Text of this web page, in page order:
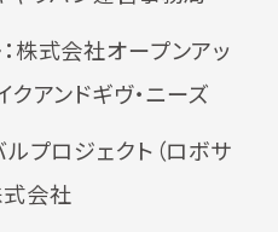
株式会社オープンアッ
アンドギヴ・ニーズ
プロジェクト（ロボサ
式会社